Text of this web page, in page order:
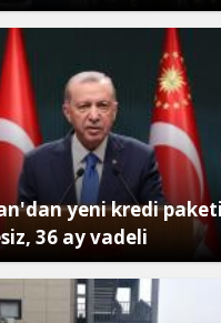
yeni kredi
36 ay vadeli